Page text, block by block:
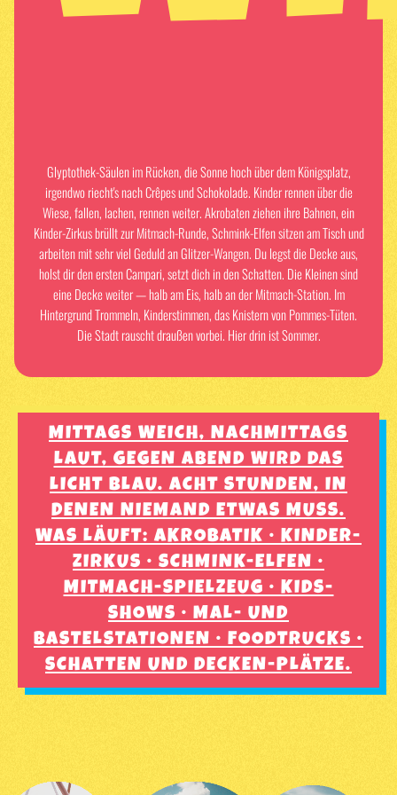
Glyptothek-Säulen im Rücken, die Sonne hoch über dem Königsplatz,
irgendwo riecht's nach Crêpes und Schokolade. Kinder rennen über die
Wiese, fallen, lachen, rennen weiter. Akrobaten ziehen ihre Bahnen, ein
Kinder-Zirkus brüllt zur Mitmach-Runde, Schmink-Elfen sitzen am Tisch und
arbeiten mit sehr viel Geduld an Glitzer-Wangen. Du legst die Decke aus,
holst dir den ersten Campari, setzt dich in den Schatten. Die Kleinen sind
eine Decke weiter — halb am Eis, halb an der Mitmach-Station. Im
Hintergrund Trommeln, Kinderstimmen, das Knistern von Pommes-Tüten.
Die Stadt rauscht draußen vorbei. Hier drin ist Sommer.
MITTAGS WEICH, NACHMITTAGS
LAUT, GEGEN ABEND WIRD DAS
LICHT BLAU. ACHT STUNDEN, IN
DENEN NIEMAND ETWAS MUSS.
WAS LÄUFT: AKROBATIK · KINDER-
ZIRKUS · SCHMINK-ELFEN ·
MITMACH-SPIELZEUG · KIDS-
SHOWS · MAL- UND
BASTELSTATIONEN · FOODTRUCKS ·
SCHATTEN UND DECKEN-PLÄTZE.